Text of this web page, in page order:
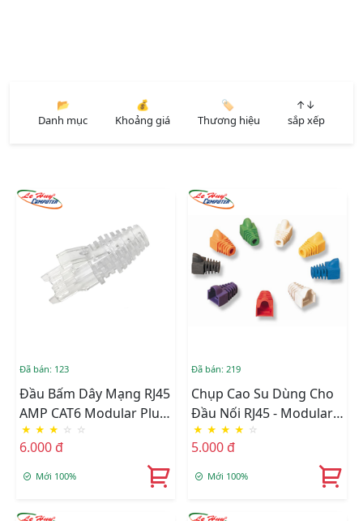
📂
Danh mục
💰
Khoảng giá
🏷️
Thương hiệu
↑↓
sắp xếp
Đã bán: 123
Đầu Bấm Dây Mạng RJ45
AMP CAT6 Modular Plug
Boot
★ ★ ★ ☆ ☆
6.000 đ
Mới 100%
Đã bán: 219
Chụp Cao Su Dùng Cho
Đầu Nối RJ45 - Modular
Plug Boot COMMSCOPE
★ ★ ★ ★ ☆
5.000 đ
Mới 100%